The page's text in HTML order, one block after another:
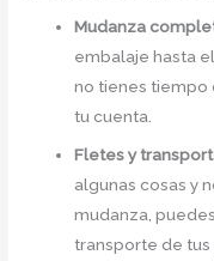
Mudanza
embalaje hasta
no tienes tiempo
tu cuenta.
Fletes y
algunas cosas y
mudanza,
transporte de tus